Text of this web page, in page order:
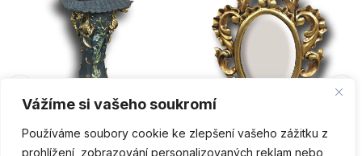
Vážíme si vašeho soukromí
Používáme soubory cookie ke zlepšení vašeho zážitku z
prohlížení, zobrazování personalizovaných reklam nebo
PŘIDAT DO KOŠÍKU
2.polovina 19.století
PŘIDAT DO KOŠÍKU
Historismus